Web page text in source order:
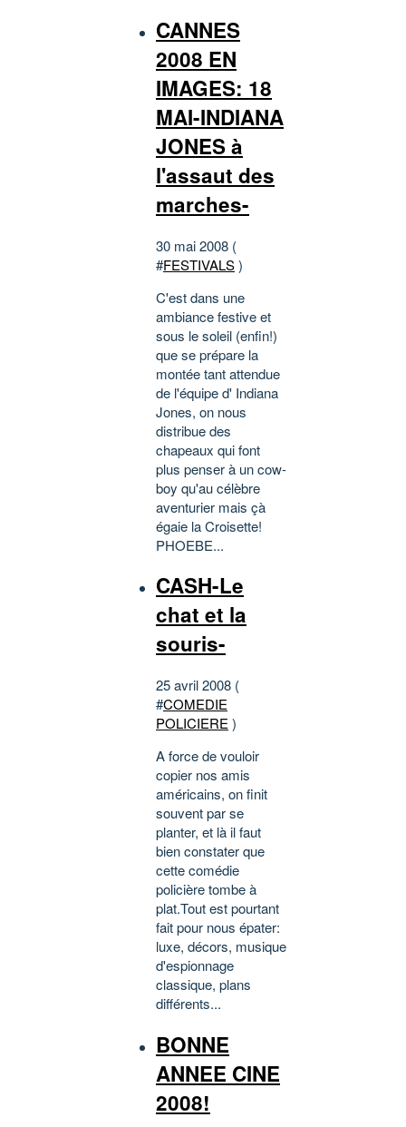
CANNES
2008 EN
IMAGES: 18
MAI-INDIANA
JONES à
l'assaut des
marches-
30 mai 2008 (
#FESTIVALS)
C'est dans une
ambiance festive et
sous le soleil (enfin!)
que se prépare la
montée tant attendue
de l'équipe d' Indiana
Jones, on nous
distribue des
chapeaux qui font
plus penser à un cow-
boy qu'au célèbre
aventurier mais çà
égaie la Croisette!
PHOEBE...
CASH-Le
chat et la
souris-
25 avril 2008 (
#COMEDIE
POLICIERE )
A force de vouloir
copier nos amis
américains, on finit
souvent par se
planter, et là il faut
bien constater que
cette comédie
policière tombe à
plat.Tout est pourtant
fait pour nous épater:
luxe, décors, musique
d'espionnage
classique, plans
différents...
BONNE
ANNEE CINE
2008!